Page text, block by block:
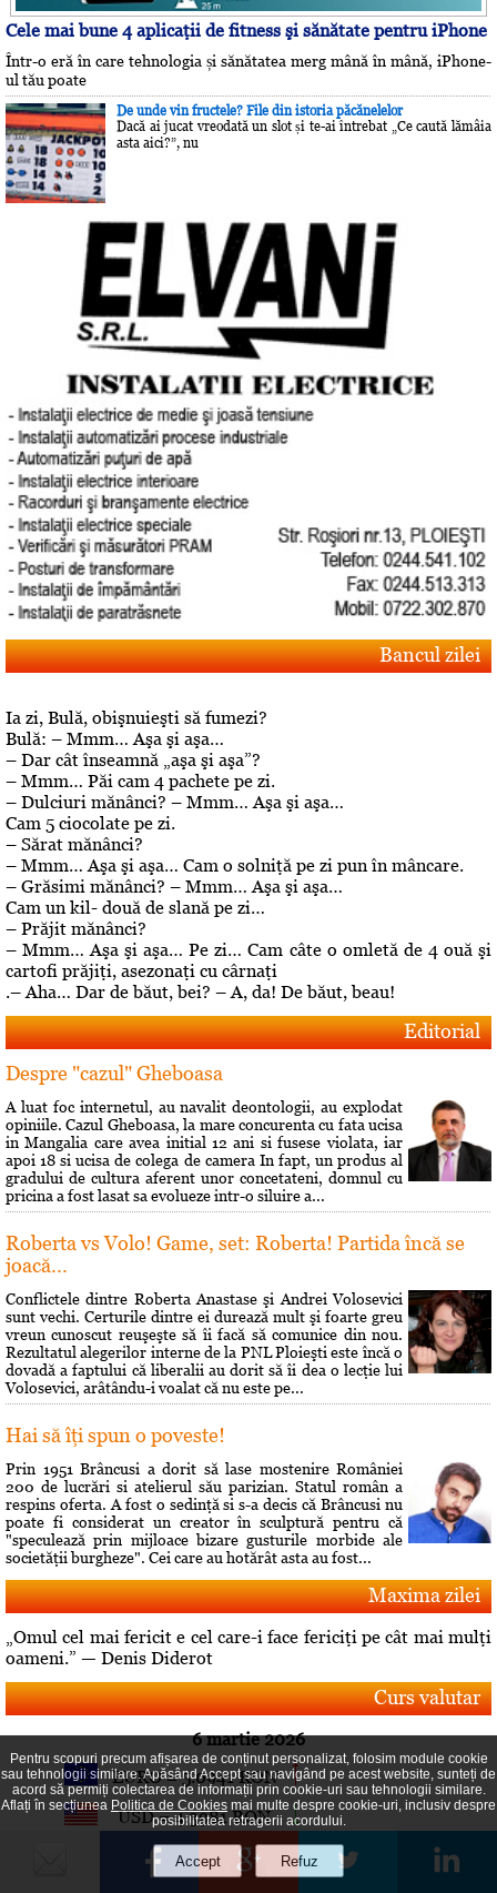
Cele mai bune 4 aplicaţii de fitness şi sănătate pentru iPhone
Într-o eră în care tehnologia și sănătatea merg mână în mână, iPhone-
ul tău poate
De unde vin fructele? File din istoria păcănelelor
Dacă ai jucat vreodată un slot și te-ai întrebat „Ce caută lămâia
asta aici?”, nu
Bancul zilei
Ia zi, Bulă, obişnuieşti să fumezi?
Bulă: – Mmm… Aşa şi aşa…
– Dar cât înseamnă „aşa şi aşa”?
– Mmm… Păi cam 4 pachete pe zi.
– Dulciuri mănânci? – Mmm… Aşa şi aşa…
Cam 5 ciocolate pe zi.
– Sărat mănânci?
– Mmm… Aşa şi aşa… Cam o solniţă pe zi pun în mâncare.
– Grăsimi mănânci? – Mmm… Aşa şi aşa…
Cam un kil- două de slană pe zi…
– Prăjit mănânci?
– Mmm… Aşa şi aşa… Pe zi… Cam câte o omletă de 4 ouă şi
cartofi prăjiţi, asezonaţi cu cârnaţi
.– Aha… Dar de băut, bei? – A, da! De băut, beau!
Editorial
Despre "cazul" Gheboasa
A luat foc internetul, au navalit deontologii, au explodat
opiniile. Cazul Gheboasa, la mare concurenta cu fata ucisa
in Mangalia care avea initial 12 ani si fusese violata, iar
apoi 18 si ucisa de colega de camera In fapt, un produs al
gradului de cultura aferent unor concetateni, domnul cu
pricina a fost lasat sa evolueze intr-o siluire a...
Roberta vs Volo! Game, set: Roberta! Partida încă se
joacă...
Conflictele dintre Roberta Anastase şi Andrei Volosevici
sunt vechi. Certurile dintre ei durează mult şi foarte greu
vreun cunoscut reuşeşte să îi facă să comunice din nou.
Rezultatul alegerilor interne de la PNL Ploieşti este încă o
dovadă a faptului că liberalii au dorit să îi dea o lecţie lui
Volosevici, arâtându-i voalat că nu este pe...
Hai să îţi spun o poveste!
Prin 1951 Brâncusi a dorit să lase mostenire României
200 de lucrări si atelierul său parizian. Statul român a
respins oferta. A fost o sedinţă si s-a decis că Brâncusi nu
poate fi considerat un creator în sculptură pentru că
"speculează prin mijloace bizare gusturile morbide ale
societăţii burgheze". Cei care au hotărât asta au fost...
Maxima zilei
„Omul cel mai fericit e cel care-i face fericiţi pe cât mai mulţi
oameni.” — Denis Diderot
Curs valutar
6 martie 2026
EURO = 5.0941 RON
USD = 4.3981 RON
GBP = 5.8664 RON
Pentru scopuri precum afișarea de conținut personalizat, folosim module cookie
sau tehnologii similare. Apăsând Accept sau navigând pe acest website, sunteți de
acord să permiți colectarea de informații prin cookie-uri sau tehnologii similare.
Aflați în secțiunea Politica de Cookies mai multe despre cookie-uri, inclusiv despre
posibilitatea retragerii acordului.